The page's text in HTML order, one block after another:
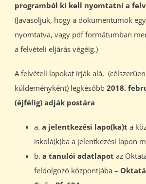
programból ki kell nyomtatni a
(Javasoljuk, hogy a dokumentumok
nyomtatva, vagy pdf formátumban
a felvételi eljárás végéig.)
A felvételi lapokat írják alá,
küldeményként) legkésőbb 2018.
(éjfélig) adják postára
a. a jelentkezési lapo(ka)t a
iskolá(k)ba a jelentkezési lapon
b. a tanulói adatlapot az
feldolgozó központjába –